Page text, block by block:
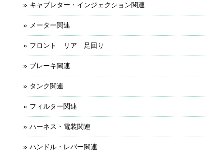
キャブレター・インジェクション関連
メーター関連
フロント リア 足回り
ブレーキ関連
タンク関連
フィルター関連
ハーネス・電装関連
ハンドル・レバー関連